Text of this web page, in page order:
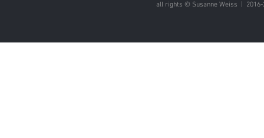
all rights © Susanne Weiss |